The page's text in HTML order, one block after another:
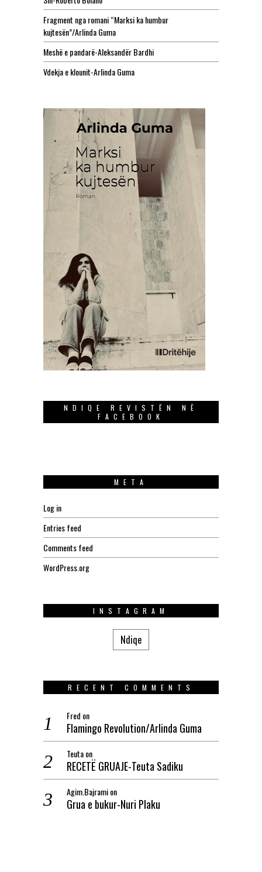
Fragment nga romani “Marksi ka humbur
kujtesën”/Arlinda Guma
Meshë e pandarë-Aleksandër Bardhi
Vdekja e klounit-Arlinda Guma
NDIQE REVISTËN NË
FACEBOOK
META
Log in
Entries feed
Comments feed
WordPress.org
INSTAGRAM
Ndiqe
RECENT COMMENTS
Fred on
Flamingo Revolution/Arlinda Guma
Teutaon
RECETË GRUAJE-Teuta Sadiku
Agim.Bajramion
Grua e bukur-Nuri Plaku